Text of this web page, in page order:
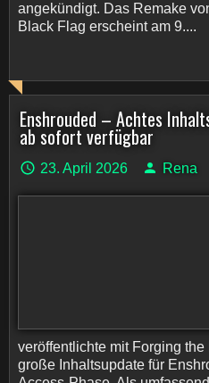
angekündigt. Das Remake
Black Flag erscheint am 9....
Enshrouded – Achtes
ab sofort verfügbar
23. April 2026 Rena
veröffentlichte mit Forging
große Inhaltsupdate für